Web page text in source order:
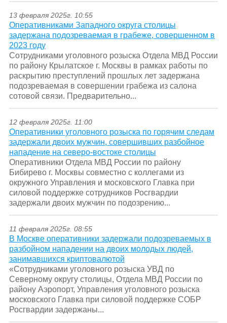
13 февраля 2025г. 10:55
Оперативниками Западного округа столицы
задержана подозреваемая в грабеже, совершенном в
2023 году
Сотрудниками уголовного розыска Отдела МВД России
по району Крылатское г. Москвы в рамках работы по
раскрытию преступлений прошлых лет задержана
подозреваемая в совершении грабежа из салона
сотовой связи. Предварительно...
12 февраля 2025г. 11:00
Оперативники уголовного розыска по горячим следам
задержали двоих мужчин, совершивших разбойное
нападение на северо-востоке столицы
Оперативники Отдела МВД России по району
Бибирево г. Москвы совместно с коллегами из
окружного Управления и московского Главка при
силовой поддержке сотрудников Росгвардии
задержали двоих мужчин по подозрению...
11 февраля 2025г. 08:55
В Москве оперативники задержали подозреваемых в
разбойном нападении на двоих молодых людей,
занимавшихся криптовалютой
«Сотрудниками уголовного розыска УВД по
Северному округу столицы, Отдела МВД России по
району Аэропорт, Управления уголовного розыска
московского Главка при силовой поддержке СОБР
Росгвардии задержаны...